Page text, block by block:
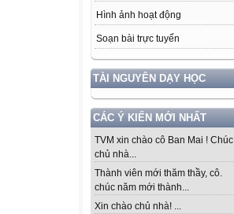
Hình ảnh hoạt động
Soạn bài trực tuyến
TÀI NGUYÊN DẠY HỌC
CÁC Ý KIẾN MỚI NHẤT
TVM xin chào cô Ban Mai ! Chúc
chủ nhà...
Thành viên mới thăm thầy, cô.
chúc năm mới thành...
Xin chào chủ nhà! ...